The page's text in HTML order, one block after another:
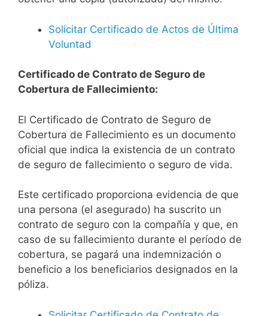
Solicitar Certificado de Actos de Última
Voluntad
Certificado de Contrato de Seguro de
Cobertura de Fallecimiento:
El Certificado de Contrato de Seguro de
Cobertura de Fallecimiento es un documento
oficial que indica la existencia de un contrato
de seguro de fallecimiento o seguro de vida.
Este certificado proporciona evidencia de que
una persona (el asegurado) ha suscrito un
contrato de seguro con la compañía y que, en
caso de su fallecimiento durante el período de
cobertura, se pagará una indemnización o
beneficio a los beneficiarios designados en la
póliza.